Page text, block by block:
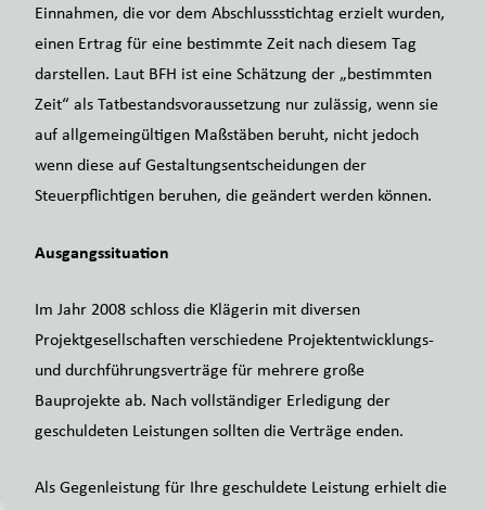
Einnahmen, die vor dem Abschlussstichtag erzielt wurden,
einen Ertrag für eine bestimmte Zeit nach diesem Tag
darstellen. Laut BFH ist eine Schätzung der „bestimmten
Zeit“ als Tatbestandsvoraussetzung nur zulässig, wenn sie
auf allgemeingültigen Maßstäben beruht, nicht jedoch
wenn diese auf Gestaltungsentscheidungen der
Steuerpflichtigen beruhen, die geändert werden können.
Ausgangssituation
Im Jahr 2008 schloss die Klägerin mit diversen
Projektgesellschaften verschiedene Projektentwicklungs-
und durchführungsverträge für mehrere große
Bauprojekte ab. Nach vollständiger Erledigung der
geschuldeten Leistungen sollten die Verträge enden.
Als Gegenleistung für Ihre geschuldete Leistung erhielt die